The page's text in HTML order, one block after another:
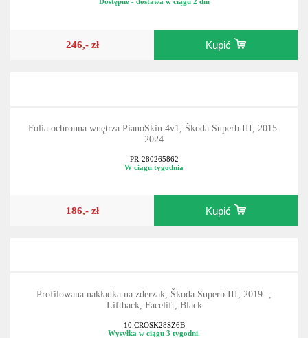
246,- zł Kupić
Folia ochronna wnętrza PianoSkin 4v1, Škoda Superb III, 2015-
2024
PR-280265862
W ciągu tygodnia
186,- zł Kupić
Profilowana nakładka na zderzak, Škoda Superb III, 2019- ,
Liftback, Facelift, Black
10.CROSK28SZ6B
Wysyłka w ciągu 3 tygodni.